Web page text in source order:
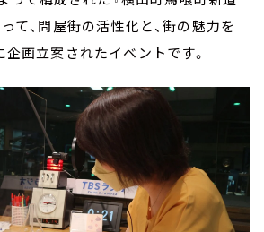
て、問屋街の活性化と、街の魅力を
画立案されたイベントです。